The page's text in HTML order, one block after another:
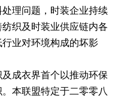
理问题，时装企业持续
织及时装业供应链内各
业对环境构成的坏影
成衣界首个以推动环保
本联盟特定于二零零八